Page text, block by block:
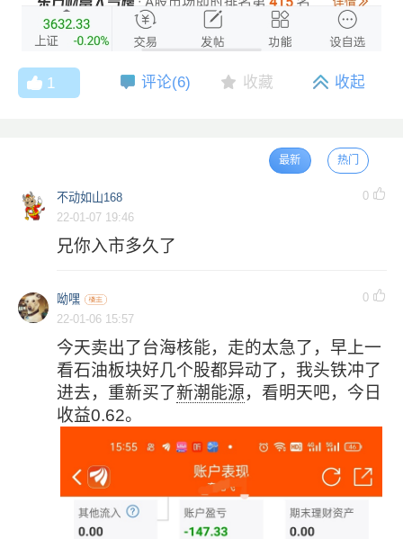
1 评论(6) 收藏 收起
热门
最新
不动如山168
22-01-07 19:46
0
兄你入市多久了
呦嘿
22-01-06 15:57
0
今天卖出了台海核能，走的太急了，早上一
看石油板块好几个股都异动了，我头铁冲了
进去，重新买了新潮能源，看明天吧，今日
收益0.62。